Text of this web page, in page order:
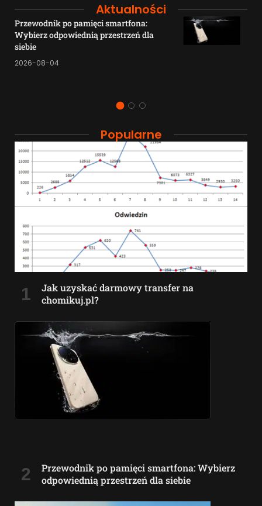
Aktualności
Przewodnik po pamięci smartfona:
Wybierz odpowiednią przestrzeń dla
siebie
2026-08-04
Popularne
Jak uzyskać darmowy transfer na
chomikuj.pl?
Przewodnik po pamięci smartfona: Wybierz
odpowiednią przestrzeń dla siebie